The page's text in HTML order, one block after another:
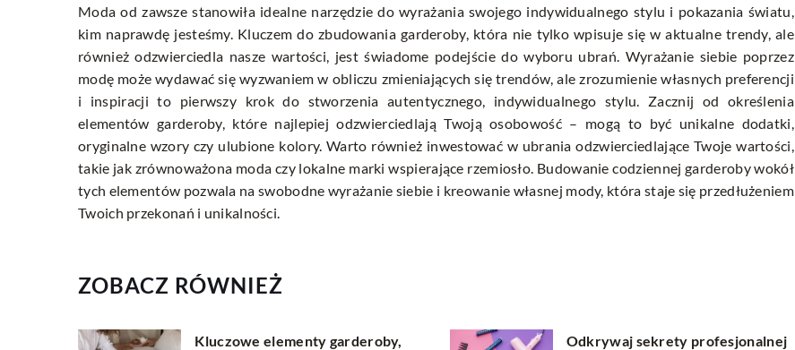
Moda od zawsze stanowiła idealne narzędzie do wyrażania swojego indywidualnego stylu i pokazania światu,
kim naprawdę jesteśmy. Kluczem do zbudowania garderoby, która nie tylko wpisuje się w aktualne trendy, ale
również odzwierciedla nasze wartości, jest świadome podejście do wyboru ubrań. Wyrażanie siebie poprzez
modę może wydawać się wyzwaniem w obliczu zmieniających się trendów, ale zrozumienie własnych preferencji
i inspiracji to pierwszy krok do stworzenia autentycznego, indywidualnego stylu. Zacznij od określenia
elementów garderoby, które najlepiej odzwierciedlają Twoją osobowość – mogą to być unikalne dodatki,
oryginalne wzory czy ulubione kolory. Warto również inwestować w ubrania odzwierciedlające Twoje wartości,
takie jak zrównoważona moda czy lokalne marki wspierające rzemiosło. Budowanie codziennej garderoby wokół
tych elementów pozwala na swobodne wyrażanie siebie i kreowanie własnej mody, która staje się przedłużeniem
Twoich przekonań i unikalności.
ZOBACZ RÓWNIEŻ
Kluczowe elementy garderoby,
Odkrywaj sekrety profesjonalnej